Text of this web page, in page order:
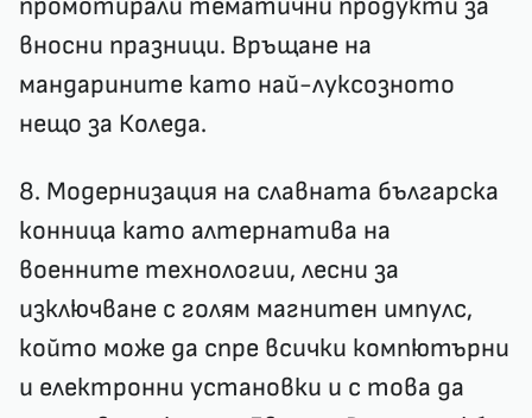
промотирали тематични продукти за
вносни празници. Връщане на
мандарините като най-луксозното
нещо за Коледа.
8. Модернизация на славната българска
конница като алтернатива на
военните технологии, лесни за
изключване с голям магнитен импулс,
който може да спре всички компютърни
и електронни установки и с това да